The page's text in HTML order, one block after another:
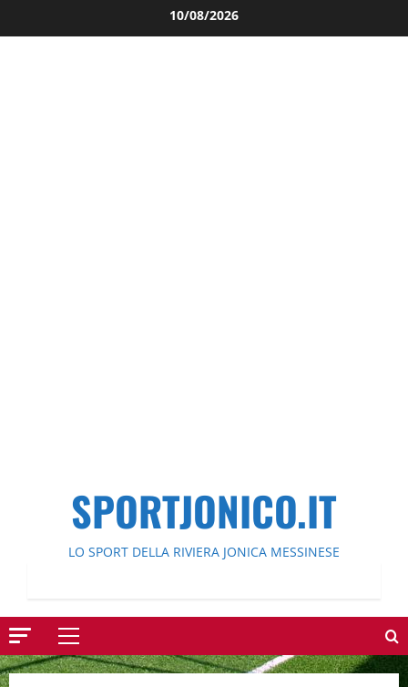
al
10/08/2026
SPORTJONICO.IT
LO SPORT DELLA RIVIERA JONICA MESSINESE
Menu
principale